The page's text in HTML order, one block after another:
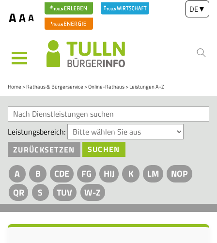
AAA
DE▼
MENÜ
Home Rathaus & Bürgerservice Online-Rathaus Leistungen A-Z
Leistungsbereich:
ZURÜCKSETZEN
SUCHEN
A B CDE FG HIJ K LM
NOP
QR
S TUV W-Z